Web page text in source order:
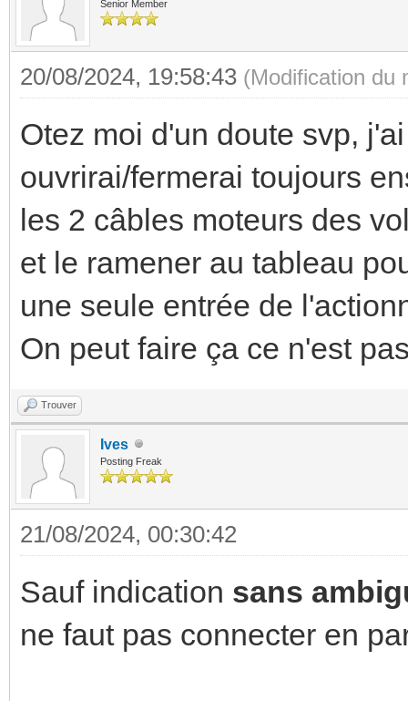
Senior Member
20/08/2024, 19:58:43 (Modification du
Otez moi d'un doute svp,
ouvrirai/fermerai toujours
les 2 câbles moteurs des
et le ramener au tableau
une seule entrée de
On peut faire ça ce n'est
Trouver
Ives
Posting Freak
21/08/2024, 00:30:42
Sauf indication sans
ne faut pas connecter en